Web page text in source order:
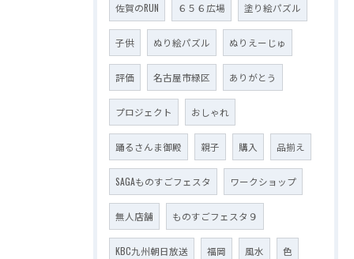
佐賀のRUN ６５６広場 塗り絵パズル
子供 ぬり絵パズル ぬりえーじゅ
評価 名古屋市緑区 ありがとう
プロジェクト おしゃれ
踊るさんま御殿 親子 購入 品揃え
SAGAものすごフェスタ ワークショップ
無人店舗 ものすごフェスタ９
KBC九州朝日放送 福岡 風水 色